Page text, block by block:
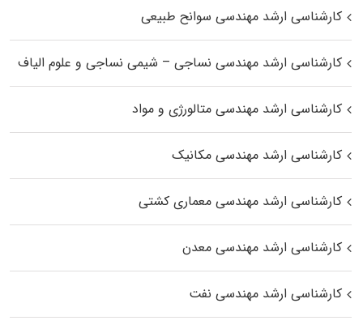
کارشناسی ارشد مهندسی سوانح طبیعی
کارشناسی ارشد مهندسی نساجی – شیمی نساجی و علوم الیاف
کارشناسی ارشد مهندسی متالورژی و مواد
کارشناسی ارشد مهندسی مکانیک
کارشناسی ارشد مهندسی معماری کشتی
کارشناسی ارشد مهندسی معدن
کارشناسی ارشد مهندسی نفت